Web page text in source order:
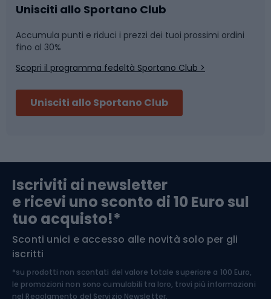
Caschi da ciclismo
Skitouring
Abbigliamento da escursionismo
Nuoto
Pattinaggio
Componenti per biciclette
Arrampicata
Medicina dello sport
Abbigliamento ciclistico
Unisciti allo Sportano Club
Accumula punti e riduci i prezzi dei tuoi prossimi ordini
fino al 30%
Scopri il programma fedeltà Sportano Club >
Unisciti allo Sportano Club
Iscriviti ai newsletter
e ricevi uno sconto di 10 Euro sul
tuo acquisto!*
Sconti unici e accesso alle novità solo per gli
iscritti
*su prodotti non scontati del valore totale superiore a 100 Euro,
le promozioni non sono cumulabili tra loro, trovi più informazioni
nel Regolamento del Servizio Newsletter.